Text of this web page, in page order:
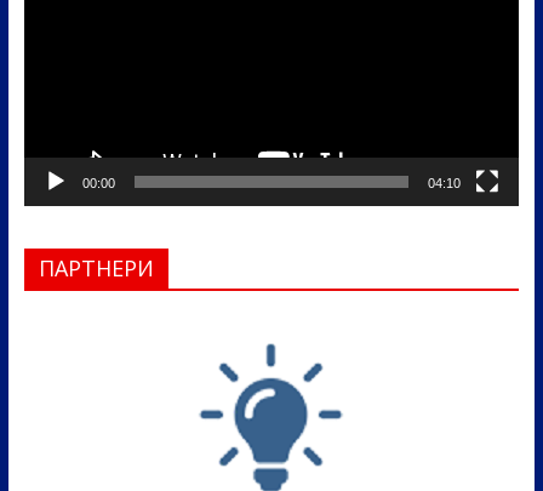
00:00 04:10
ПАРТНЕРИ